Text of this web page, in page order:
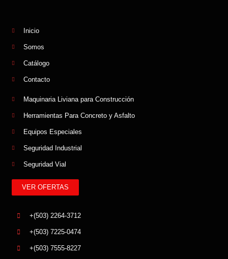
Inicio
Somos
Catálogo
Contacto
Maquinaria Liviana para Construcción
Herramientas Para Concreto y Asfalto
Equipos Especiales
Seguridad Industrial
Seguridad Vial
VER OFERTAS
+(503) 2264-3712
+(503) 7225-0474
+(503) 7555-8227